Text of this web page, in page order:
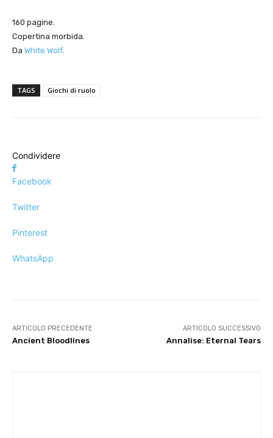
160 pagine.
Copertina morbida.
Da White Wolf.
TAGS Giochi di ruolo
Condividere
Facebook
Twitter
Pinterest
WhatsApp
ARTICOLO PRECEDENTE
Ancient Bloodlines
ARTICOLO SUCCESSIVO
Annalise: Eternal Tears